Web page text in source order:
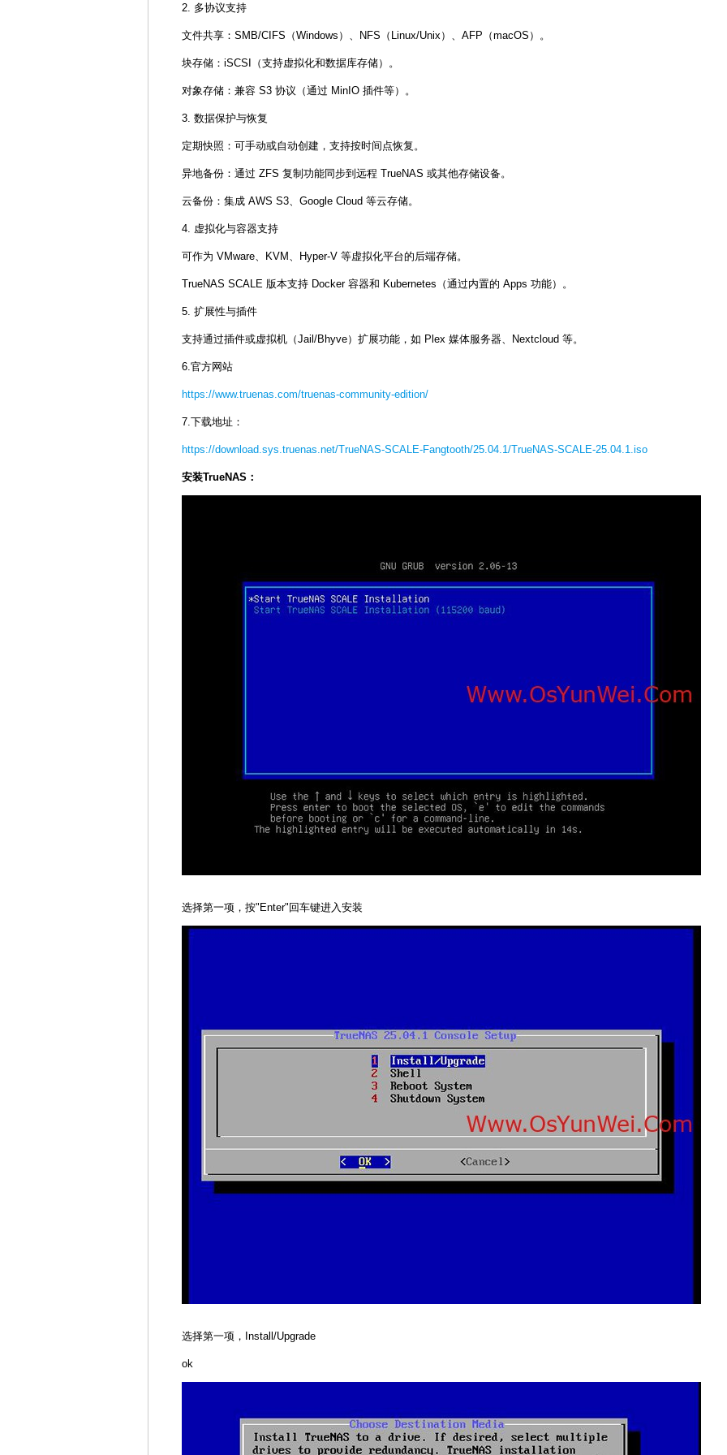
2. 多协议支持
文件共享：SMB/CIFS（Windows）、NFS（Linux/Unix）、AFP（macOS）。
块存储：iSCSI（支持虚拟化和数据库存储）。
对象存储：兼容 S3 协议（通过 MinIO 插件等）。
3. 数据保护与恢复
定期快照：可手动或自动创建，支持按时间点恢复。
异地备份：通过 ZFS 复制功能同步到远程 TrueNAS 或其他存储设备。
云备份：集成 AWS S3、Google Cloud 等云存储。
4. 虚拟化与容器支持
可作为 VMware、KVM、Hyper-V 等虚拟化平台的后端存储。
TrueNAS SCALE 版本支持 Docker 容器和 Kubernetes（通过内置的 Apps 功能）。
5. 扩展性与插件
支持通过插件或虚拟机（Jail/Bhyve）扩展功能，如 Plex 媒体服务器、Nextcloud 等。
6.官方网站
https://www.truenas.com/truenas-community-edition/
7.下载地址：
https://download.sys.truenas.net/TrueNAS-SCALE-Fangtooth/25.04.1/TrueNAS-SCALE-25.04.1.iso
安装TrueNAS：
选择第一项，按"Enter"回车键进入安装
选择第一项，Install/Upgrade
ok